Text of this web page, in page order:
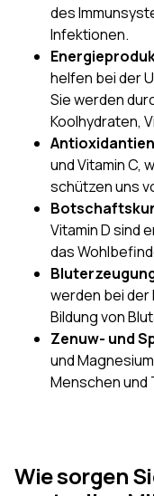
des
Infektionen.
helfen bei der
Sie werden
Koolhydraten,
Antioxidantien
und Vitamin C,
schützen uns
Vitamin D sind
das
werden bei der
Bildung von
Zenuw- und
und
Menschen und
Wie sorgen